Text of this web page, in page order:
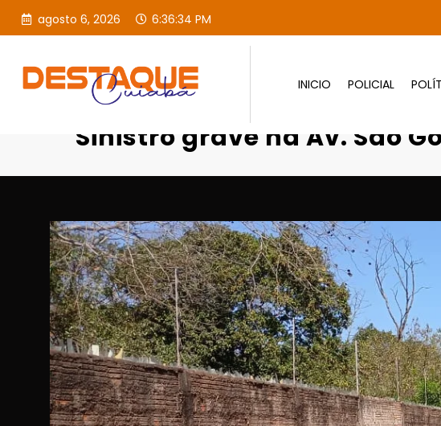
agosto 6, 2026 6:36:36 PM
INICIO POLICIAL
Página inicial
Sinistro grave na Av. São